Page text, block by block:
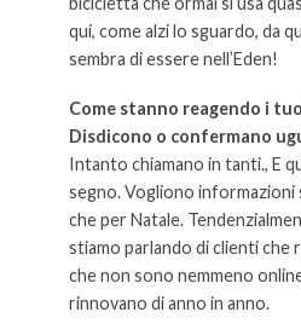
qui, come alzi lo sguardo, da
sembra di essere nell’Eden!
Come stanno reagendo i
Disdicono o confermano
Intanto chiamano in tanti., E
segno. Vogliono informazioni
che per Natale.
stiamo parlando di clienti
che non sono nemmeno
rinnovano di anno in anno.